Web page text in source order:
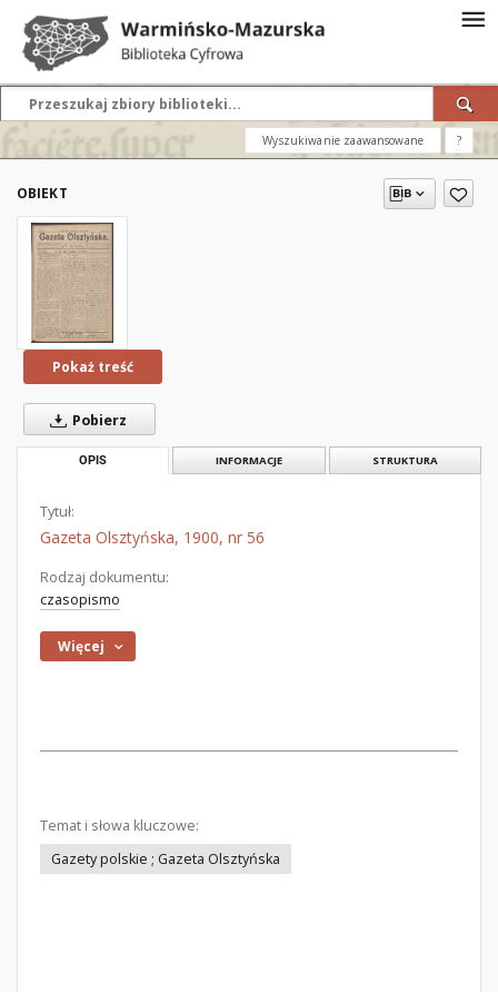
Wyszukiwanie zaawansowane ?
OBIEKT
Pokaż treść
Pobierz
OPIS INFORMACJE STRUKTURA
Tytuł:
Gazeta Olsztyńska, 1900, nr 56
Rodzaj dokumentu:
czasopismo
Więcej
Temat i słowa kluczowe:
Gazety polskie ; Gazeta Olsztyńska